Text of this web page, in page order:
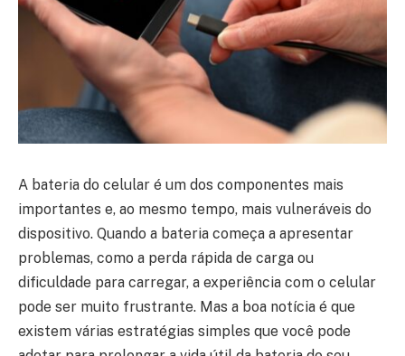
A bateria do celular é um dos componentes mais
importantes e, ao mesmo tempo, mais vulneráveis do
dispositivo. Quando a bateria começa a apresentar
problemas, como a perda rápida de carga ou
dificuldade para carregar, a experiência com o celular
pode ser muito frustrante. Mas a boa notícia é que
existem várias estratégias simples que você pode